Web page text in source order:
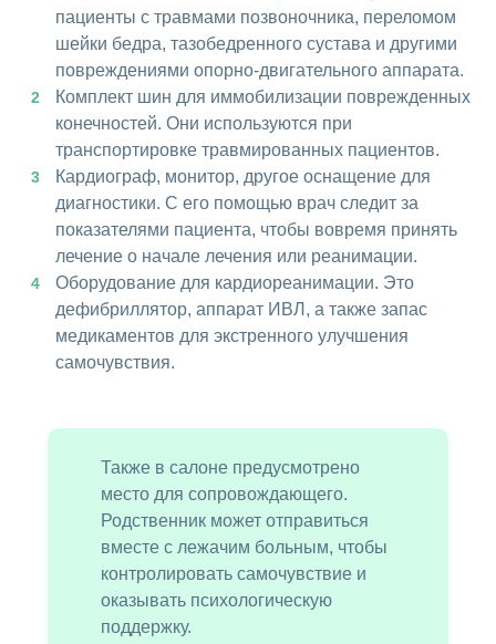
пациенты с травмами позвоночника, переломом
шейки бедра, тазобедренного сустава и другими
повреждениями опорно-двигательного аппарата.
Комплект шин для иммобилизации поврежденных
конечностей. Они используются при
транспортировке травмированных пациентов.
Кардиограф, монитор, другое оснащение для
диагностики. С его помощью врач следит за
показателями пациента, чтобы вовремя принять
лечение о начале лечения или реанимации.
Оборудование для кардиореанимации. Это
дефибриллятор, аппарат ИВЛ, а также запас
медикаментов для экстренного улучшения
самочувствия.
Также в салоне предусмотрено
место для сопровождающего.
Родственник может отправиться
вместе с лежачим больным, чтобы
контролировать самочувствие и
оказывать психологическую
поддержку.